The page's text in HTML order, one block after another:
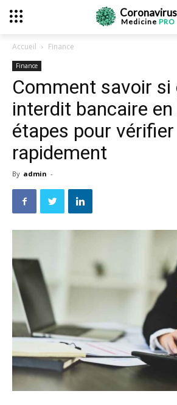
Coronavirus
MedicinePRO
Accueil Finance
Finance
Comment savoir si
interdit bancaire en
étapes pour vérifier
rapidement
By admin -